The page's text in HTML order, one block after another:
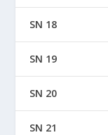
SN 18
SN 19
SN 20
SN 21